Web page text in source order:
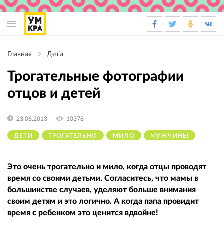
навигации
Главная Дети
Трогательные фотографии
отцов и детей
ДЕТИ ТРОГАТЕЛЬНО МИЛО МУЖЧИНЫ
23.06.2013 10378
Это очень трогательно и мило, когда отцы проводят
время со своими детьми. Согласитесь, что мамы в
большинстве случаев, уделяют больше внимания
своим детям и это логично. А когда папа провидит
время с ребенком это ценится вдвойне!